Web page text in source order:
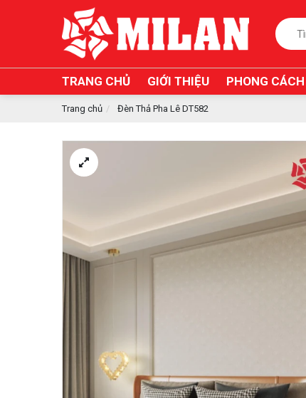
TRANG CHỦ GIỚI THIỆU PHONG
Trang chủ Đèn Thả Pha Lê DT582